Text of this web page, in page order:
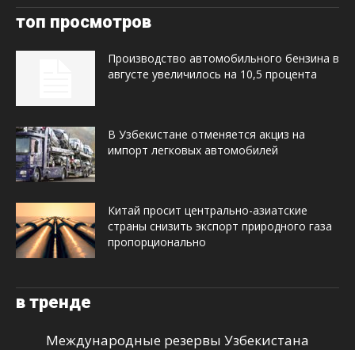
топ просмотров
Производство автомобильного бензина в
августе увеличилось на 10,5 процента
В Узбекистане отменяется акциз на
импорт легковых автомобилей
Китай просит центрально-азиатские
страны снизить экспорт природного газа
пропорционально
в тренде
Международные резервы Узбекистана